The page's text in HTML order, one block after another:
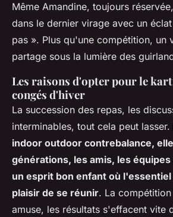
Même Amandine, toujours
dans le dernier virage avec un
pas ». Plus qu'une compétition, un
partage sous la lumière des
Les raisons d'opter pour le
congés d'hiver
La succession des repas, les
interminables, tout cela peut lasser.
indoor outdoor contrebalance,
générations, les amis, les
un esprit bon enfant où
plaisir de se réunir. La
amuse, les résultats s'effacent vite